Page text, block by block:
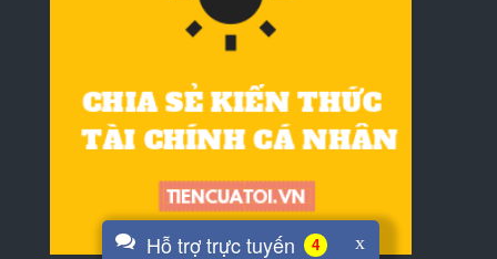
Hỗ trợ trực tuyến 4 x